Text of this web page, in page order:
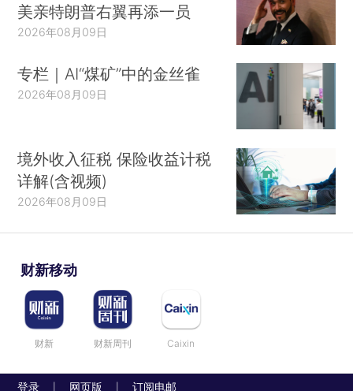
美亲特朗普右翼再添一员
2026年08月09日
专栏｜AI“煤矿”中的金丝雀
2026年08月09日
境外收入征税 保险收益计税
详解(含视频)
2026年08月09日
财新移动
财新 财新周刊 Caixin
登录 网页版 订阅电邮